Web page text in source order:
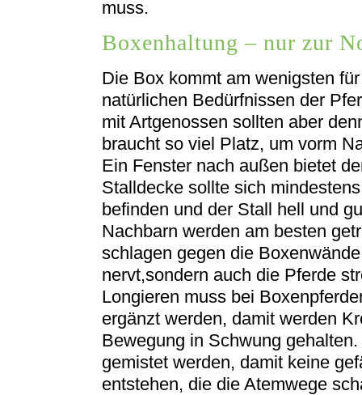
muss.
Boxenhaltung – nur zur
Die Box kommt am wenigsten
natürlichen Bedürfnissen der
mit Artgenossen sollten aber
braucht so viel Platz, um vorm
Ein Fenster nach außen bietet
Stalldecke sollte sich
befinden und der Stall hell und
Nachbarn werden am besten
schlagen gegen die
nervt,sondern auch die Pferde
Longieren muss bei
ergänzt werden, damit werden
Bewegung in Schwung
gemistet werden, damit keine
entstehen, die die Atemwege